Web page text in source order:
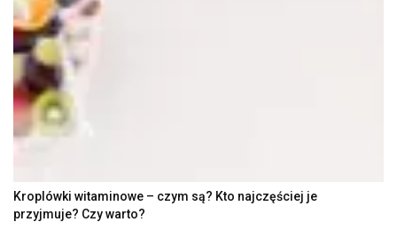
Kroplówki witaminowe – czym są? Kto najczęściej je
przyjmuje? Czy warto?